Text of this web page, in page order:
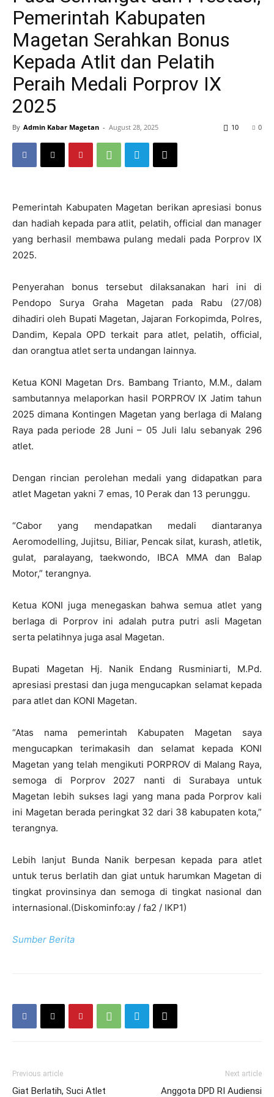
Pemerintah Kabupaten
Magetan Serahkan Bonus
Kepada Atlit dan Pelatih
Peraih Medali Porprov IX
2025
By Admin Kabar Magetan - August 28, 2025 0
10
Pemerintah Kabupaten Magetan berikan apresiasi bonus
dan hadiah kepada para atlit, pelatih, official dan manager
yang berhasil membawa pulang medali pada Porprov IX
2025.
Penyerahan bonus tersebut dilaksanakan hari ini di
Pendopo Surya Graha Magetan pada Rabu (27/08)
dihadiri oleh Bupati Magetan, Jajaran Forkopimda, Polres,
Dandim, Kepala OPD terkait para atlet, pelatih, official,
dan orangtua atlet serta undangan lainnya.
Ketua KONI Magetan Drs. Bambang Trianto, M.M., dalam
sambutannya melaporkan hasil PORPROV IX Jatim tahun
2025 dimana Kontingen Magetan yang berlaga di Malang
Raya pada periode 28 Juni – 05 Juli lalu sebanyak 296
atlet.
Dengan rincian perolehan medali yang didapatkan para
atlet Magetan yakni 7 emas, 10 Perak dan 13 perunggu.
“Cabor yang mendapatkan medali diantaranya
Aeromodelling, Jujitsu, Biliar, Pencak silat, kurash, atletik,
gulat, paralayang, taekwondo, IBCA MMA dan Balap
Motor,” terangnya.
Ketua KONI juga menegaskan bahwa semua atlet yang
berlaga di Porprov ini adalah putra putri asli Magetan
serta pelatihnya juga asal Magetan.
Bupati Magetan Hj. Nanik Endang Rusminiarti, M.Pd.
apresiasi prestasi dan juga mengucapkan selamat kepada
para atlet dan KONI Magetan.
“Atas nama pemerintah Kabupaten Magetan saya
mengucapkan terimakasih dan selamat kepada KONI
Magetan yang telah mengikuti PORPROV di Malang Raya,
semoga di Porprov 2027 nanti di Surabaya untuk
Magetan lebih sukses lagi yang mana pada Porprov kali
ini Magetan berada peringkat 32 dari 38 kabupaten kota,”
terangnya.
Lebih lanjut Bunda Nanik berpesan kepada para atlet
untuk terus berlatih dan giat untuk harumkan Magetan di
tingkat provinsinya dan semoga di tingkat nasional dan
internasional.(Diskominfo:ay / fa2 / IKP1)
Sumber Berita
Previous article
Giat Berlatih, Suci Atlet
Next article
Anggota DPD RI Audiensi